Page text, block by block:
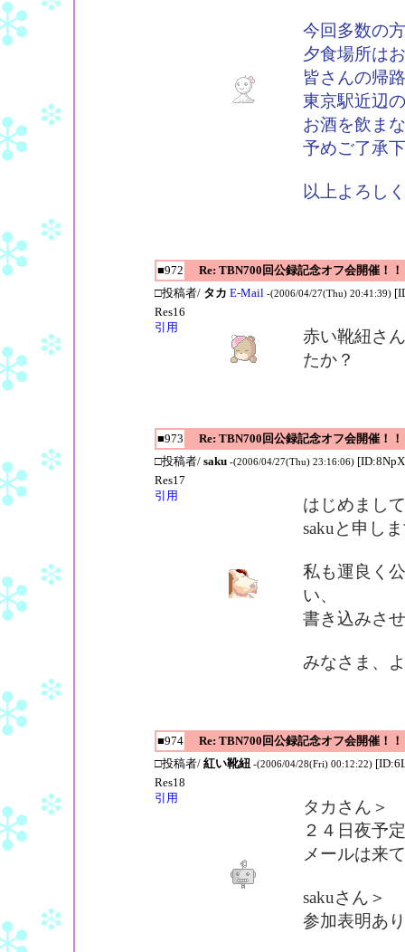
今回多数の
夕食場所は
皆さんの帰
東京駅近辺
お酒を飲ま
予めご了承
以上よろし
■972 Re: TBN700回公録記念オフ会開催！！
□投稿者/ タカ E-Mail -(2006/04/27(Thu) 20:41:39)
Res16
引用
赤い靴紐さ
たか？
■973 Re: TBN700回公録記念オフ会開催！！
□投稿者/ saku -(2006/04/27(Thu) 23:16:06)
Res17
引用
はじめまし
sakuと申し
私も運良く
い、
書き込みさ
みなさま、
■974 Re: TBN700回公録記念オフ会開催！！
□投稿者/ 紅い靴紐 -(2006/04/28(Fri) 00:12:22)
Res18
引用
タカさん＞
２４日夜予
メールは来
sakuさん＞
参加表明あ